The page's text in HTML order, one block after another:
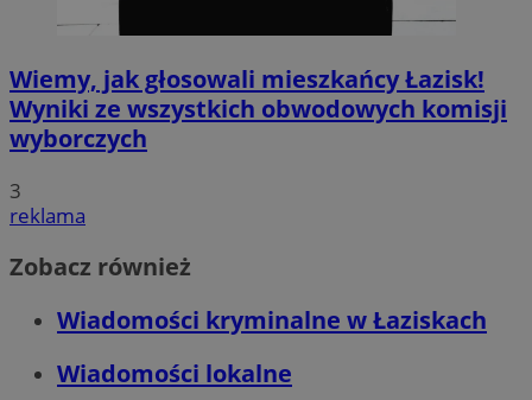
Wiemy, jak głosowali mieszkańcy Łazisk!
Wyniki ze wszystkich obwodowych komisji
wyborczych
3
reklama
Zobacz również
Wiadomości kryminalne w Łaziskach
Wiadomości lokalne